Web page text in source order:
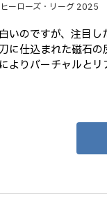
ーローズ・リーグ 2025
いのですが、注目
に仕込まれた磁石
よりバーチャルと